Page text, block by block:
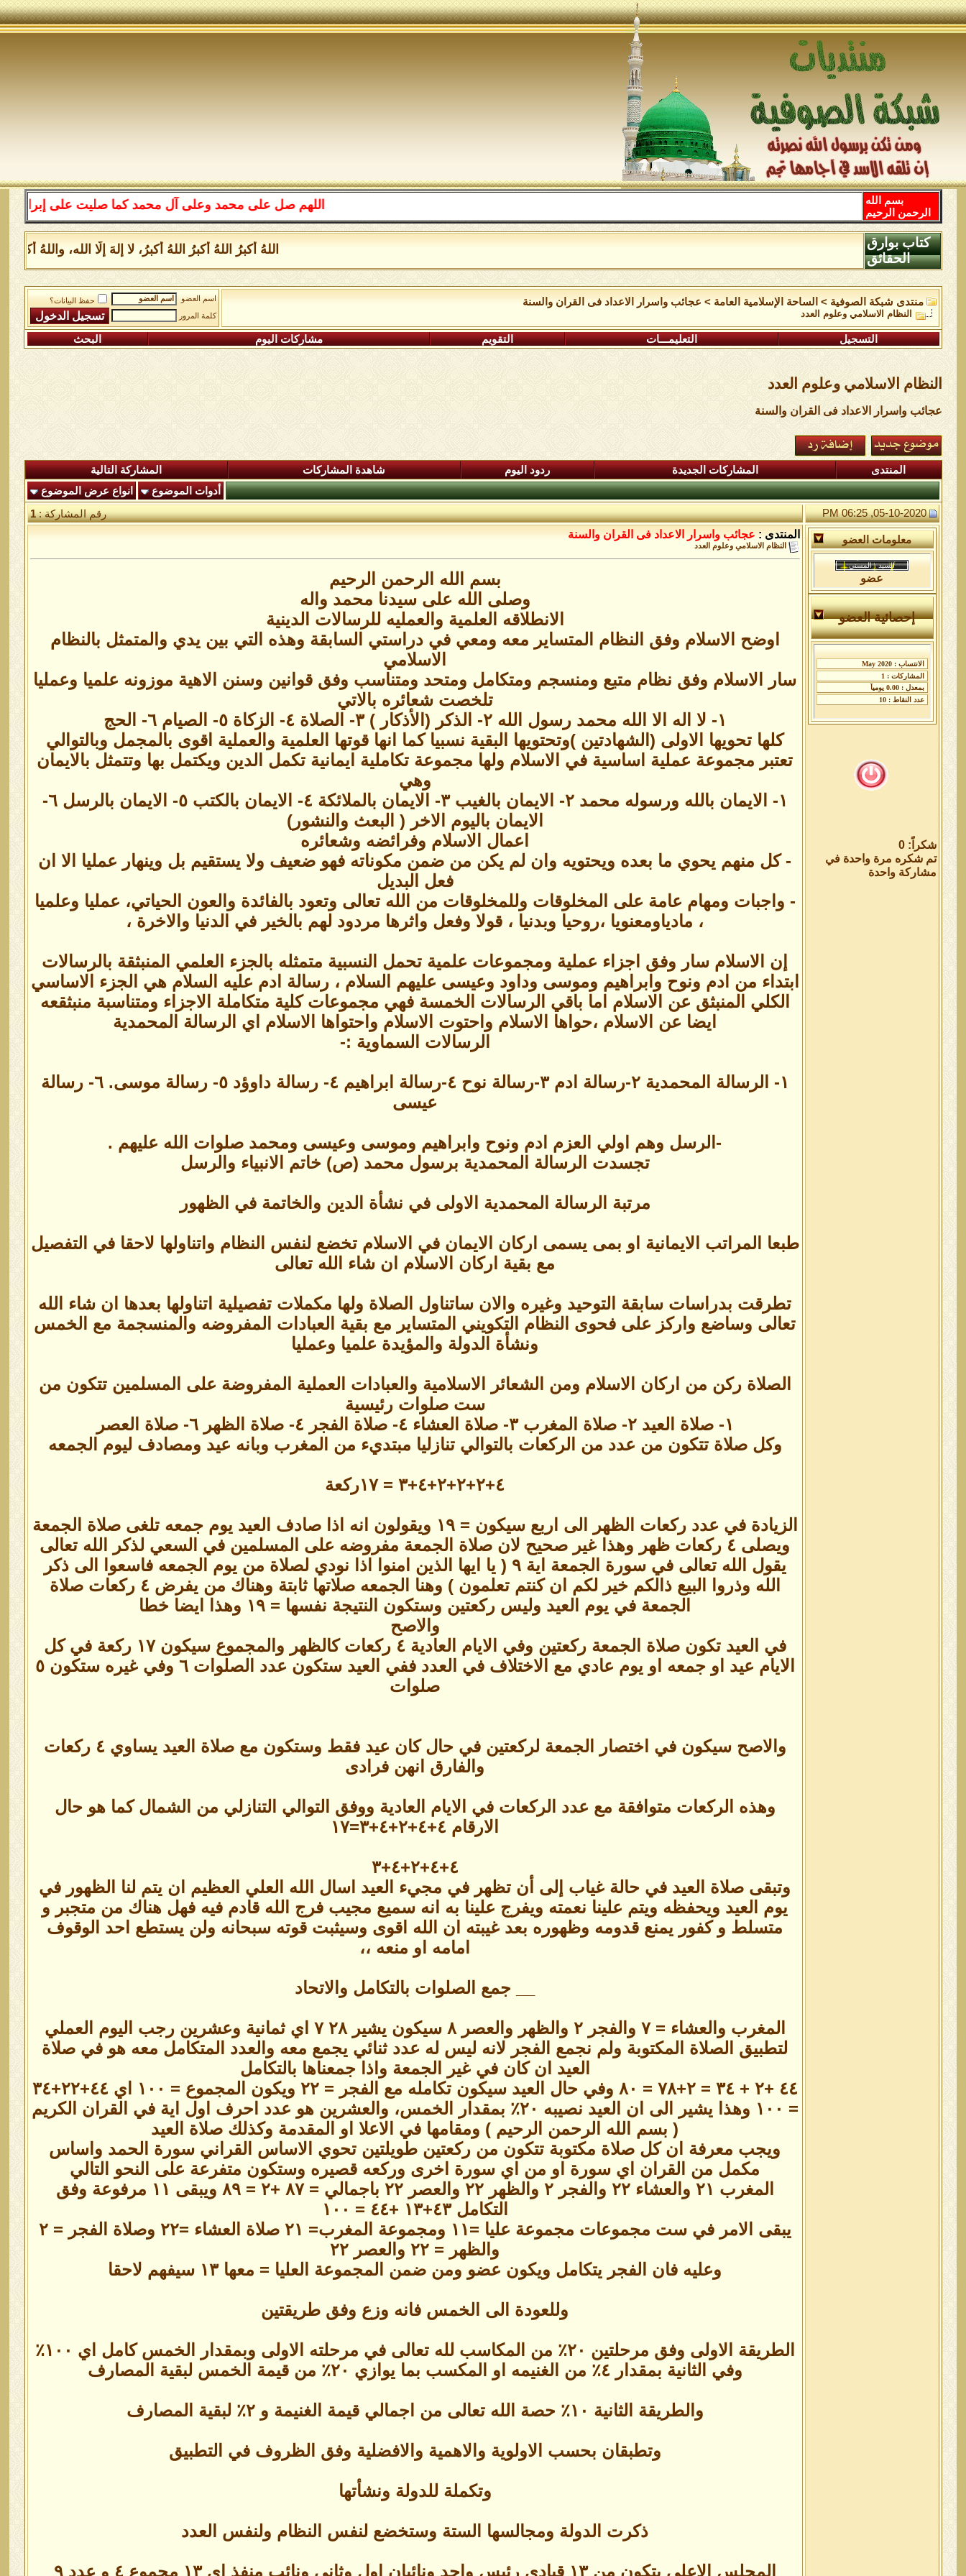
اللهم صل على محمد وعلى آل محمد كما صليت على إبراهيم وعلى آل
بسم الله
الرحمن الرحيم
اللهُ أكبرُ اللهُ أكبرُ اللهُ أكبرُ، لا إلهَ إلَّا الله، واللهُ أكبر
كتاب بوارق
الحقائق
منتدى شبكة الصوفية > الساحة اﻹسلامية العامة > عجائب واسرار الاعداد فى القران والسنة
النظام الاسلامي وعلوم العدد
اسم العضو
حفظ البيانات؟
كلمة المرور
التسجيل التعليمـــات التقويم مشاركات اليوم البحث
النظام الاسلامي وعلوم العدد
عجائب واسرار الاعداد فى القران والسنة
المنتدى المشاركات الجديدة ردود اليوم شاهدة المشاركات
المشاركة التالية
أدوات الموضوع
انواع عرض الموضوع
05-10-2020, 06:25 PM
رقم المشاركة :1
معلومات العضو
عضو
إحصائية العضو
شكراً: 0
تم شكره مرة واحدة في
مشاركة واحدة
المنتدى : عجائب واسرار الاعداد فى القران والسنة
النظام الاسلامي وعلوم العدد
بسم الله الرحمن الرحيم
وصلى الله على سيدنا محمد واله
الانطلاقه العلمية والعمليه للرسالات الدينية
اوضح الاسلام وفق النظام المتساير معه ومعي في دراستي السابقة وهذه التي بين يدي والمتمثل بالنظام
الاسلامي
سار الاسلام وفق نظام متبع ومنسجم ومتكامل ومتحد ومتناسب وفق قوانين وسنن الاهية موزونه علميا وعمليا
تلخصت شعائره بالاتي
١- لا اله الا الله محمد رسول الله ٢- الذكر (الأذكار ) ٣- الصلاة ٤- الزكاة ٥- الصيام ٦- الحج
كلها تحويها الاولى (الشهادتين )وتحتويها البقية نسبيا كما انها قوتها العلمية والعملية اقوى بالمجمل وبالتوالي
تعتبر مجموعة عملية اساسية في الاسلام ولها مجموعة تكاملية ايمانية تكمل الدين ويكتمل بها وتتمثل بالايمان
وهي
١- الايمان بالله ورسوله محمد ٢- الايمان بالغيب ٣- الايمان بالملائكة ٤- الايمان بالكتب ٥- الايمان بالرسل ٦-
الايمان باليوم الاخر ( البعث والنشور)
اعمال الاسلام وفرائضه وشعائره
- كل منهم يحوي ما بعده ويحتويه وان لم يكن من ضمن مكوناته فهو ضعيف ولا يستقيم بل وينهار عمليا الا ان
فعل البديل
- واجبات ومهام عامة على المخلوقات وللمخلوقات من الله تعالى وتعود بالفائدة والعون الحياتي، عمليا وعلميا
، مادياومعنويا ،روحيا وبدنيا ، قولا وفعل واثرها مردود لهم بالخير في الدنيا والاخرة ،
إن الاسلام سار وفق اجزاء عملية ومجموعات علمية تحمل النسبية متمثله بالجزء العلمي المنبثقة بالرسالات
ابتداء من ادم ونوح وابراهيم وموسى وداود وعيسى عليهم السلام ، رسالة ادم عليه السلام هي الجزء الاساسي
الكلي المنبثق عن الاسلام اما باقي الرسالات الخمسة فهي مجموعات كلية متكاملة الاجزاء ومتناسبة منبثقعه
ايضا عن الاسلام ،حواها الاسلام واحتوت الاسلام واحتواها الاسلام اي الرسالة المحمدية
الرسالات السماوية :-
١- الرسالة المحمدية ٢-رسالة ادم ٣-رسالة نوح ٤-رسالة ابراهيم ٤- رسالة داوؤد ٥- رسالة موسى. ٦- رسالة
عيسى
-الرسل وهم اولي العزم ادم ونوح وابراهيم وموسى وعيسى ومحمد صلوات الله عليهم .
تجسدت الرسالة المحمدية برسول محمد (ص) خاتم الانبياء والرسل
مرتبة الرسالة المحمدية الاولى في نشأة الدين والخاتمة في الظهور
طبعا المراتب الايمانية او بمى يسمى اركان الايمان في الاسلام تخضع لنفس النظام واتناولها لاحقا في التفصيل
مع بقية اركان الاسلام ان شاء الله تعالى
تطرقت بدراسات سابقة التوحيد وغيره والان ساتناول الصلاة ولها مكملات تفصيلية اتناولها بعدها ان شاء الله
تعالى وساضع واركز على فحوى النظام التكويني المتساير مع بقية العبادات المفروضه والمنسجمة مع الخمس
ونشأة الدولة والمؤيدة علميا وعمليا
الصلاة ركن من اركان الاسلام ومن الشعائر الاسلامية والعبادات العملية المفروضة على المسلمين تتكون من
ست صلوات رئيسية
١- صلاة العيد ٢- صلاة المغرب ٣- صلاة العشاء ٤- صلاة الفجر ٤- صلاة الظهر ٦- صلاة العصر
وكل صلاة تتكون من عدد من الركعات بالتوالي تنازليا مبتديء من المغرب وبانه عيد ومصادف ليوم الجمعه
٤+٢+٢+٢+٤+٣ = ١٧ركعة
الزيادة في عدد ركعات الظهر الى اربع سيكون = ١٩ ويقولون انه اذا صادف العيد يوم جمعه تلغى صلاة الجمعة
ويصلى ٤ ركعات ظهر وهذا غير صحيح لان صلاة الجمعة مفروضه على المسلمين في السعي لذكر الله تعالى
يقول الله تعالى في سورة الجمعة اية ٩ ( يا ايها الذين امنوا اذا نودي لصلاة من يوم الجمعه فاسعوا الى ذكر
الله وذروا البيع ذالكم خير لكم ان كنتم تعلمون ) وهنا الجمعه صلاتها ثابتة وهناك من يفرض ٤ ركعات صلاة
الجمعة في يوم العيد وليس ركعتين وستكون النتيجة نفسها = ١٩ وهذا ايضا خطا
والاصح
في العيد تكون صلاة الجمعة ركعتين وفي الايام العادية ٤ ركعات كالظهر والمجموع سيكون ١٧ ركعة في كل
الايام عيد او جمعه او يوم عادي مع الاختلاف في العدد ففي العيد ستكون عدد الصلوات ٦ وفي غيره ستكون ٥
صلوات
والاصح سيكون في اختصار الجمعة لركعتين في حال كان عيد فقط وستكون مع صلاة العيد يساوي ٤ ركعات
والفارق انهن فرادى
وهذه الركعات متوافقة مع عدد الركعات في الايام العادية ووفق التوالي التنازلي من الشمال كما هو حال
الارقام ٤+٤+٢+٤+٣=١٧
٤+٤+٢+٤+٣
وتبقى صلاة العيد في حالة غياب إلى أن تظهر في مجيء العيد اسال الله العلي العظيم ان يتم لنا الظهور في
يوم العيد ويحفظه ويتم علينا نعمته ويفرج علينا به انه سميع مجيب فرج الله قادم فيه فهل هناك من متجبر و
متسلط و كفور يمنع قدومه وظهوره بعد غيبته ان الله اقوى وسيثبت قوته سبحانه ولن يستطع احد الوقوف
امامه او منعه ،،
__ جمع الصلوات بالتكامل والاتحاد
المغرب والعشاء = ٧ والفجر ٢ والظهر والعصر ٨ سيكون يشير ٢٨ ٧ اي ثمانية وعشرين رجب اليوم العملي
لتطبيق الصلاة المكتوبة ولم نجمع الفجر لانه ليس له عدد ثنائي يجمع معه والعدد المتكامل معه هو في صلاة
العيد ان كان في غير الجمعة واذا جمعناها بالتكامل
٤٤ +٢ + ٣٤ = ٢+٧٨ = ٨٠ وفي حال العيد سيكون تكامله مع الفجر = ٢٢ ويكون المجموع = ١٠٠ اي ٤٤+٢٢+٣٤
= ١٠٠ وهذا يشير الى ان العيد نصيبه ٢٠٪ بمقدار الخمس، والعشرين هو عدد احرف اول اية في القران الكريم
( بسم الله الرحمن الرحيم ) ومقامها في الاعلا او المقدمة وكذلك صلاة العيد
ويجب معرفة ان كل صلاة مكتوبة تتكون من ركعتين طويلتين تحوي الاساس القراني سورة الحمد واساس
مكمل من القران اي سورة او من اي سورة اخرى وركعه قصيره وستكون متفرعة على النحو التالي
المغرب ٢١ والعشاء ٢٢ والفجر ٢ والظهر ٢٢ والعصر ٢٢ باجمالي = ٨٧ +٢ = ٨٩ ويبقى ١١ مرفوعة وفق
التكامل ٤٣+١٣ +٤٤ = ١٠٠
يبقى الامر في ست مجموعات مجموعة عليا =١١ ومجموعة المغرب= ٢١ صلاة العشاء =٢٢ وصلاة الفجر = ٢
والظهر = ٢٢ والعصر ٢٢
وعليه فان الفجر يتكامل ويكون عضو ومن ضمن المجموعة العليا = معها ١٣ سيفهم لاحقا
وللعودة الى الخمس فانه وزع وفق طريقتين
الطريقة الاولى وفق مرحلتين ٢٠٪ من المكاسب لله تعالى في مرحلته الاولى وبمقدار الخمس كامل اي ١٠٠٪
وفي الثانية بمقدار ٤٪ من الغنيمه او المكسب بما يوازي ٢٠٪ من قيمة الخمس لبقية المصارف
والطريقة الثانية ١٠٪ حصة الله تعالى من اجمالي قيمة الغنيمة و ٢٪ لبقية المصارف
وتطبقان بحسب الاولوية والاهمية والافضلية وفق الظروف في التطبيق
وتكملة للدولة ونشأتها
ذكرت الدولة ومجالسها الستة وستخضع لنفس النظام ولنفس العدد
المجلس الاعلى يتكون من ١٣ قيادي رئيس واحد ونائبان اول وثاني ونائب منفذ اي ١٣ مجموع ٤ و عدد ٩